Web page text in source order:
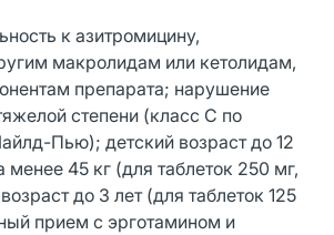
к азитромицину,
макролидам или кетолидам,
препарата; нарушение
степени (класс С по
Пью); детский возраст до 12
менее 45 кг (для таблеток 250 мг,
до 3 лет (для таблеток 125
прием с эрготамином и